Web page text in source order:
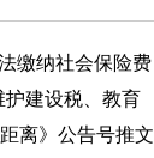
缴纳社会保险费
护建设税、教育
离》公告号推文